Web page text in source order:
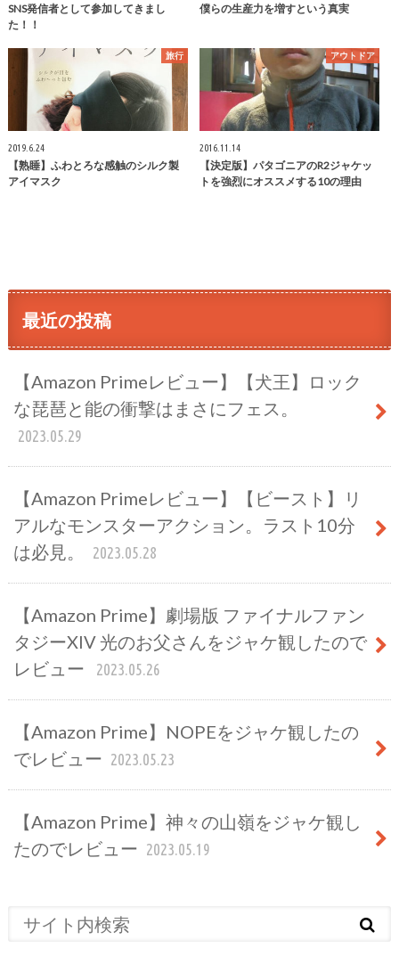
SNS発信者として参加してきまし
た！！
僕らの生産力を増すという真実
旅行
2019.6.24
【熟睡】ふわとろな感触のシルク製
アイマスク
アウトドア
2016.11.14
【決定版】パタゴニアのR2ジャケッ
トを強烈にオススメする10の理由
最近の投稿
【Amazon Primeレビュー】【犬王】ロック
な琵琶と能の衝撃はまさにフェス。
2023.05.29
【Amazon Primeレビュー】【ビースト】リ
アルなモンスターアクション。ラスト10分
は必見。
2023.05.28
【Amazon Prime】劇場版 ファイナルファン
タジーXIV 光のお父さんをジャケ観したので
レビュー
2023.05.26
【Amazon Prime】NOPEをジャケ観したの
でレビュー 2023.05.23
【Amazon Prime】神々の山嶺をジャケ観し
たのでレビュー 2023.05.19